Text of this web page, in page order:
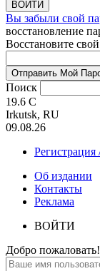
Вы забыли свой
восстановление
Восстановите
Поиск
19.6 C
Irkutsk, RU
09.08.26
Об издании
Контакты
Реклама
ВОЙТИ
Добро